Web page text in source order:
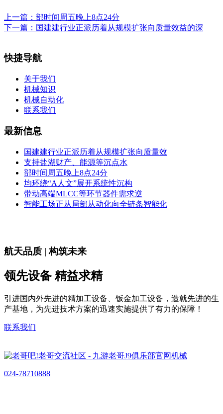
上一篇： 部时间周五晚上8点24分
下一篇： 国建建行业正派历着从规模扩张向质量效益的深
快捷导航
关于我们
机械知识
机械自动化
联系我们
最新信息
国建建行业正派历着从规模扩张向质量效
支持盐湖财产、能源等沉点水
部时间周五晚上8点24分
均环绕“A人文”展开系统性沉构
带动高端MLCC等环节器件需求逆
智能工场正从局部从动化向全链条智能化
航天品质 | 构筑未来
领先设备 精益求精
引进国内外先进的精加工设备、钣金加工设备，造就先进的生
产基地，为先进技术方案的迅速实施提供了有力的保障！
联系我们
024-78710888